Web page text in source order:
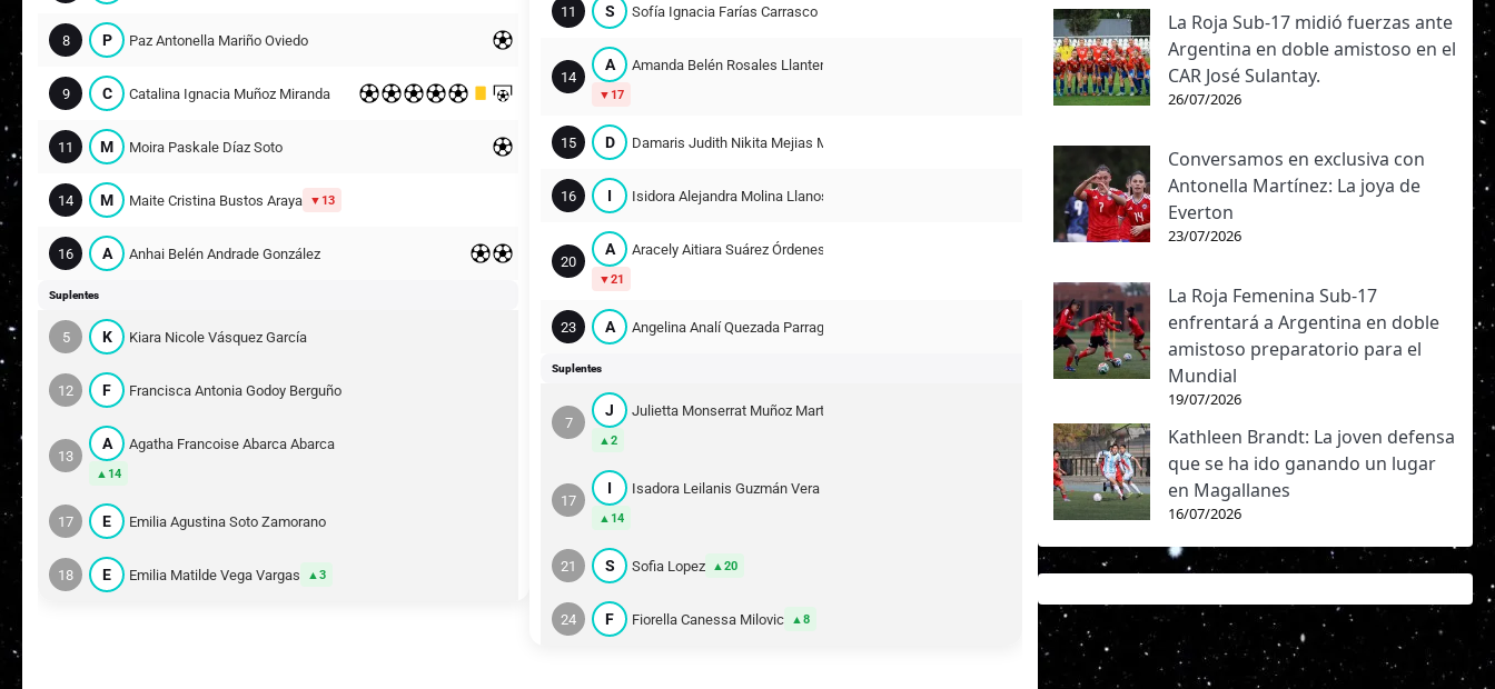
8 P Paz Antonella Mariño Oviedo
9 C Catalina Ignacia Muñoz Miranda
11 M Moira Paskale Díaz Soto
14 M Maite Cristina Bustos Araya 13
16 A Anhai Belén Andrade González
Suplentes
5 K Kiara Nicole Vásquez García
12 F Francisca Antonia Godoy Berguño
13
A Agatha Francoise Abarca Abarca
14
17 E Emilia Agustina Soto Zamorano
18 E Emilia Matilde Vega Vargas 3
11 S Sofía Ignacia Farías Carrasco
14
A Amanda Belén Rosales Llanten
17
15 D Damaris Judith Nikita Mejias Molina
16 I Isidora Alejandra Molina Llanos
20
A Aracely Aitiara Suárez Órdenes
21
23 A Angelina Analí Quezada Parraguez
Suplentes
7
J Julietta Monserrat Muñoz Martínez
2
17
I Isadora Leilanis Guzmán Vera
14
21 S Sofia Lopez 20
24 F Fiorella Canessa Milovic 8
La Roja Sub-17 midió fuerzas ante
Argentina en doble amistoso en el
CAR José Sulantay.
26/07/2026
Conversamos en exclusiva con
Antonella Martínez: La joya de
Everton
23/07/2026
La Roja Femenina Sub-17
enfrentará a Argentina en doble
amistoso preparatorio para el
Mundial
19/07/2026
Kathleen Brandt: La joven defensa
que se ha ido ganando un lugar
en Magallanes
16/07/2026